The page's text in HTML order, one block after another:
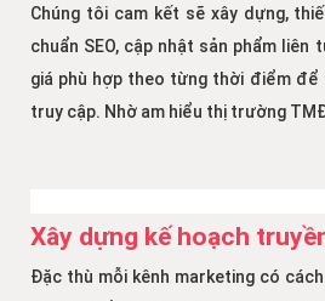
Chúng tôi cam kết sẽ xây dựng,
chuẩn SEO, cập nhật sản phẩm
giá phù hợp theo từng thời điểm
truy cập. Nhờ am hiểu thị trường
Xây dựng kế hoạch
Đặc thù mỗi kênh marketing có